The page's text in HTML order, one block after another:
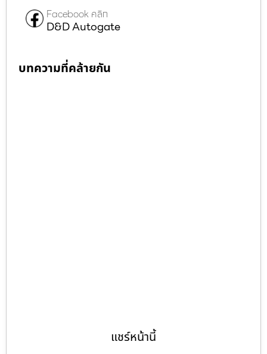
Facebook คลิก
D&D Autogate
บทความที่คล้ายกัน
แชร์หน้านี้